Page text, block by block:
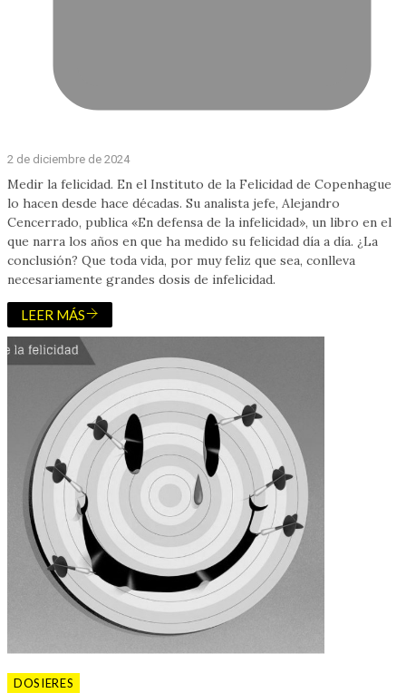
2 de diciembre de 2024
Medir la felicidad. En el Instituto de la Felicidad de Copenhague
lo hacen desde hace décadas. Su analista jefe, Alejandro
Cencerrado, publica «En defensa de la infelicidad», un libro en el
que narra los años en que ha medido su felicidad día a día. ¿La
conclusión? Que toda vida, por muy feliz que sea, conlleva
necesariamente grandes dosis de infelicidad.
LEER MÁS
DOSIERES